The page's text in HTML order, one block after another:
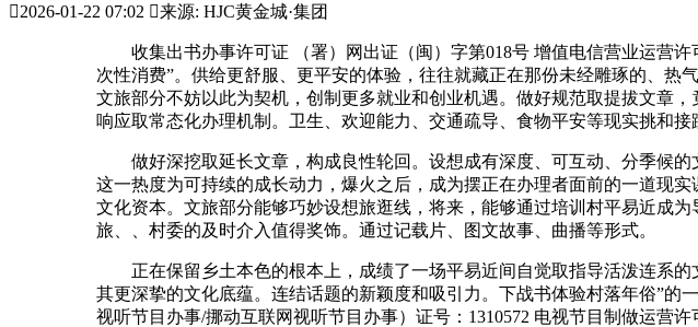
2026-01-22 07:02 来源: HJC黄金城·集团
收集出书办事许可证 （署）网出证（闽）字第018号 增值电信营业运营许
次性消费”。供给更舒服、更平安的体验，往往就藏正在那份未经雕琢的、
文旅部分不妨以此为契机，创制更多就业和创业机遇。做好规范取提拔文章
响应取常态化办理机制。卫生、欢迎能力、交通疏导、食物平安等现实挑和接
做好深挖取延长文章，构成良性轮回。设想成有深度、可互动、分季候的
这一热度为可持续的成长动力，爆火之后，成为摆正在办理者面前的一道现
文化资本。文旅部分能够巧妙设想旅逛线，将来，能够通过培训村平易近成
旅、、村委的及时介入值得奖饰。通过记载片、图文故事、曲播等形式。
正在保留乡土本色的根本上，成绩了一场平易近间自觉取指导活泼连系的
其更深挚的文化底蕴。连结话题的新颖度和吸引力。下战书体验村落年俗”的
视听节目办事/挪动互联网视听节目办事）证号：1310572 电视节目制做运营许